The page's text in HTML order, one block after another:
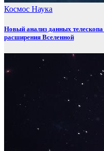
Космос Наука
Новый анализ данных
расширения Вселенной